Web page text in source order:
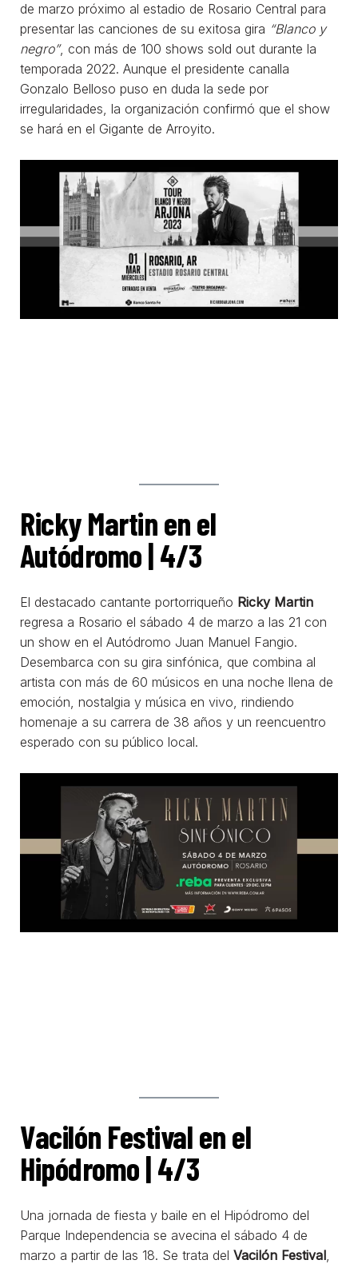
de marzo próximo al estadio de Rosario Central para
presentar las canciones de su exitosa gira “Blanco y
negro”, con más de 100 shows sold out durante la
temporada 2022. Aunque el presidente canalla
Gonzalo Belloso puso en duda la sede por
irregularidades, la organización confirmó que el show
se hará en el Gigante de Arroyito.
Ricky Martin en el
Autódromo | 4/3
El destacado cantante portorriqueño Ricky Martin
regresa a Rosario el sábado 4 de marzo a las 21 con
un show en el Autódromo Juan Manuel Fangio.
Desembarca con su gira sinfónica, que combina al
artista con más de 60 músicos en una noche llena de
emoción, nostalgia y música en vivo, rindiendo
homenaje a su carrera de 38 años y un reencuentro
esperado con su público local.
Vacilón Festival en el
Hipódromo | 4/3
Una jornada de fiesta y baile en el Hipódromo del
Parque Independencia se avecina el sábado 4 de
marzo a partir de las 18. Se trata del Vacilón Festival